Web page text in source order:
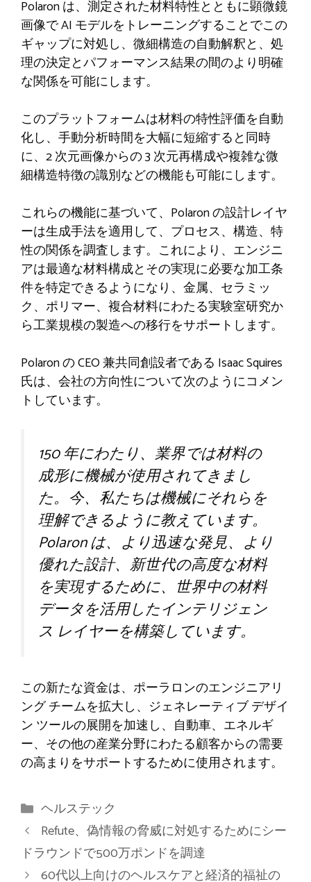
Polaron は、測定された材料特性とともに顕微鏡
画像で AI モデルをトレーニングすることでこの
ギャップに対処し、微細構造の自動解釈と、処
理の決定とパフォーマンス結果の間のより明確
な関係を可能にします。
このプラットフォームは材料の特性評価を自動
化し、手動分析時間を大幅に短縮すると同時
に、2 次元画像からの 3 次元再構成や複雑な微
細構造特徴の識別などの機能も可能にします。
これらの機能に基づいて、Polaron の設計レイヤ
ーは生成手法を適用して、プロセス、構造、特
性の関係を調査します。これにより、エンジニ
アは最適な材料構成とその実現に必要な加工条
件を特定できるようになり、金属、セラミッ
ク、ポリマー、複合材料にわたる実験室研究か
ら工業規模の製造への移行をサポートします。
Polaron の CEO 兼共同創設者である Isaac Squires
氏は、会社の方向性について次のようにコメン
トしています。
150 年にわたり、業界では材料の
成形に機械が使用されてきまし
た。今、私たちは機械にそれらを
理解できるように教えています。
Polaron は、より迅速な発見、より
優れた設計、新世代の高度な材料
を実現するために、世界中の材料
データを活用したインテリジェン
ス レイヤーを構築しています。
この新たな資金は、ポーラロンのエンジニアリ
ング チームを拡大し、ジェネレーティブ デザイ
ン ツールの展開を加速し、自動車、エネルギ
ー、その他の産業分野にわたる顧客からの需要
の高まりをサポートするために使用されます。
カ
テ
ゴ
リ
ヘルステック
Refute、偽情報の脅威に対処するためにシー
ドラウンドで500万ポンドを調達
60代以上向けのヘルスケアと経済的福祉の